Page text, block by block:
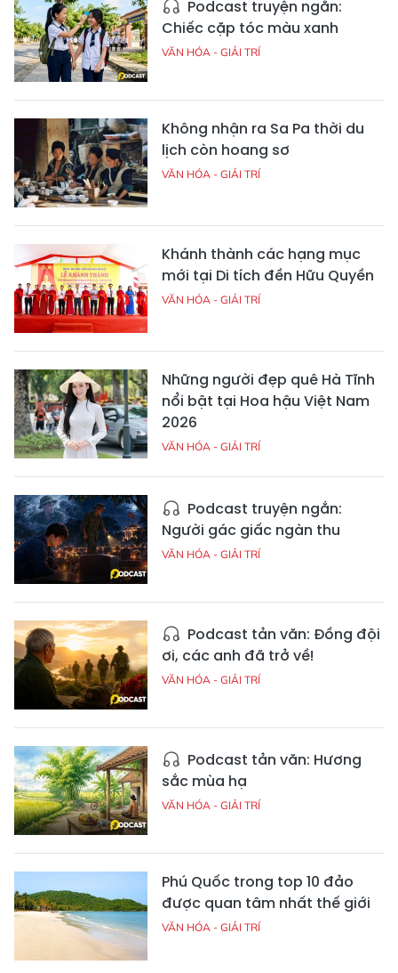
Podcast truyện ngắn:
Chiếc cặp tóc màu xanh
VĂN HÓA - GIẢI TRÍ
Không nhận ra Sa Pa thời du
lịch còn hoang sơ
VĂN HÓA - GIẢI TRÍ
Khánh thành các hạng mục
mới tại Di tích đền Hữu Quyền
VĂN HÓA - GIẢI TRÍ
Những người đẹp quê Hà Tĩnh
nổi bật tại Hoa hậu Việt Nam
2026
VĂN HÓA - GIẢI TRÍ
Podcast truyện ngắn:
Người gác giấc ngàn thu
VĂN HÓA - GIẢI TRÍ
Podcast tản văn: Đồng đội
ơi, các anh đã trở về!
VĂN HÓA - GIẢI TRÍ
Podcast tản văn: Hương
sắc mùa hạ
VĂN HÓA - GIẢI TRÍ
Phú Quốc trong top 10 đảo
được quan tâm nhất thế giới
VĂN HÓA - GIẢI TRÍ